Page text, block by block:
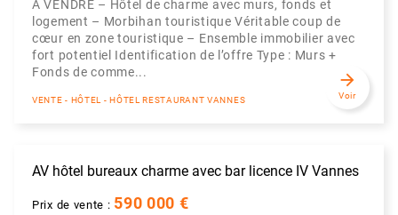
A VENDRE – Hôtel de charme avec murs, fonds et
logement – Morbihan touristique Véritable coup de
cœur en zone touristique – Ensemble immobilier avec
fort potentiel Identification de l’offre Type : Murs +
Fonds de comme...
VENTE - HÔTEL - HÔTEL RESTAURANT VANNES
arrow_forward
Voir
AV hôtel bureaux charme avec bar licence IV Vannes
Prix de vente : 590 000 €